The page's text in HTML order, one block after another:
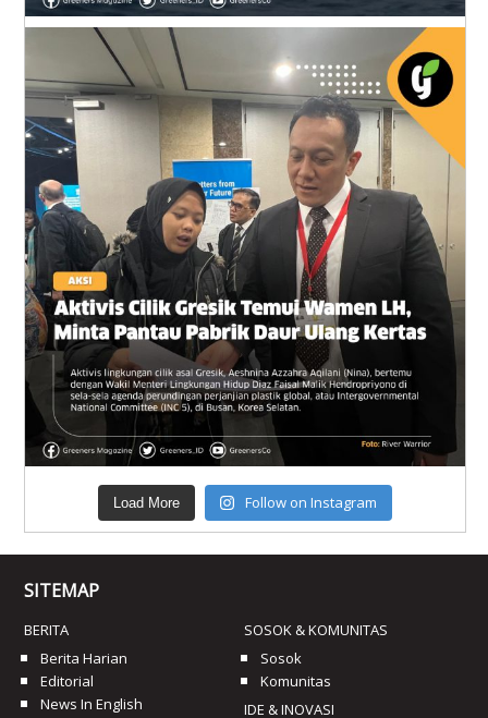
Load More Follow on Instagram
SITEMAP
BERITA
Berita Harian
Editorial
News In English
SOSOK & KOMUNITAS
Sosok
Komunitas
IDE & INOVASI